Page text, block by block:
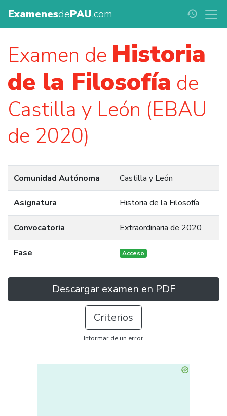
ExamenesdePAU.com history
Examen de Historia
de la Filosofía de
Castilla y León (EBAU
de 2020)
Comunidad Autónoma Castilla y León
Asignatura Historia de la Filosofía
Convocatoria Extraordinaria de 2020
Fase Acceso
Descargar examen en PDF
Criterios
Informar de un error